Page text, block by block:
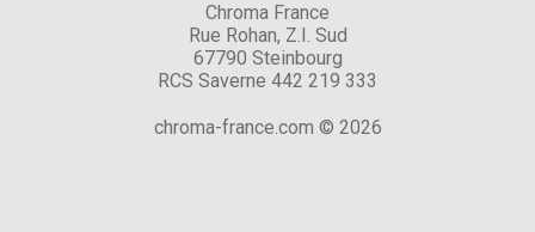
Chroma France
Rue Rohan, Z.I. Sud
67790 Steinbourg
RCS Saverne 442 219 333
chroma-france.com © 2026